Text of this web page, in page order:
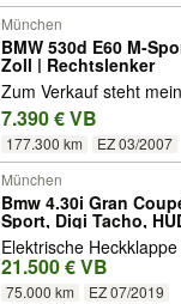
München
BMW 530d E60 M-
Zoll | Rechtslenker
Zum Verkauf steht
7.390 € VB
177.300 km EZ 03/2007
München
Bmw 4.30i Gran
Sport, Digi Tacho,
Elektrische
21.500 € VB
75.000 km EZ 07/2019